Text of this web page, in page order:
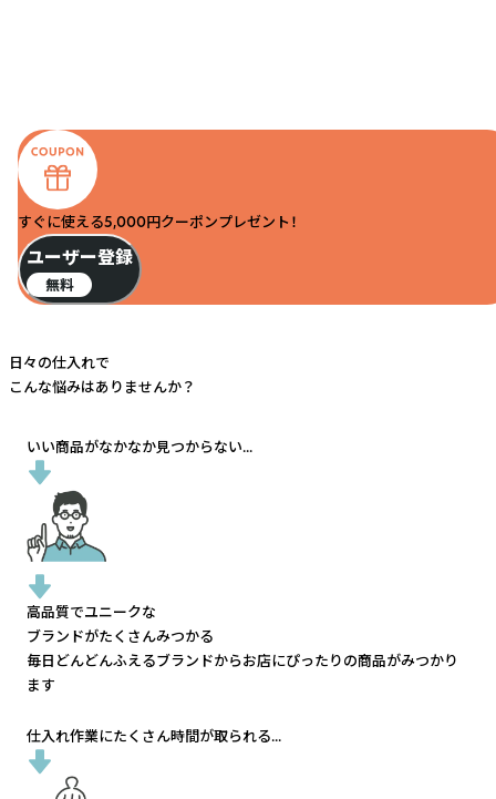
すぐに使える5,000円クーポンプレゼント！
ユーザー登録
無料
日々の仕入れで
こんな悩みはありませんか？
いい商品がなかなか見つからない...
高品質でユニークな
ブランドがたくさんみつかる
毎日どんどんふえるブランドからお店にぴったりの商品がみつかり
ます
仕入れ作業にたくさん時間が取られる...